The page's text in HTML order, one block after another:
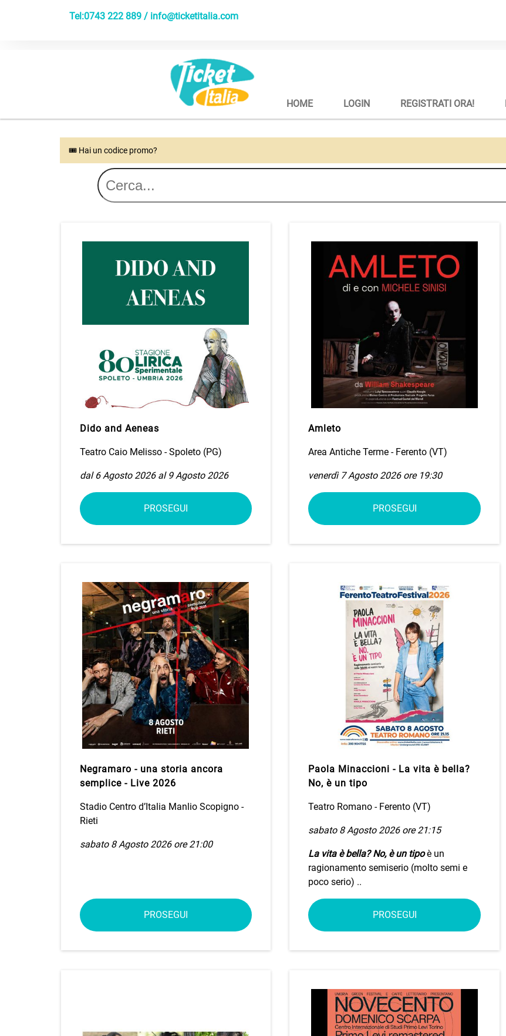
Tel:0743 222 889 / info@ticketitalia.com
HOME LOGIN REGISTRATI ORA!
🎟 Hai un codice promo?
Dido and Aeneas
Teatro Caio Melisso - Spoleto (PG)
dal 6 Agosto 2026 al 9 Agosto 2026
PROSEGUI
Amleto
Area Antiche Terme - Ferento (VT)
venerdì 7 Agosto 2026 ore 19:30
PROSEGUI
Negramaro - una storia ancora
semplice - Live 2026
Stadio Centro d’Italia Manlio Scopigno -
Rieti
sabato 8 Agosto 2026 ore 21:00
PROSEGUI
Paola Minaccioni - La vita è bella?
No, è un tipo
Teatro Romano - Ferento (VT)
sabato 8 Agosto 2026 ore 21:15
La vita è bella? No, è un tipoè un
ragionamento semiserio (molto semi e
poco serio) ..
PROSEGUI